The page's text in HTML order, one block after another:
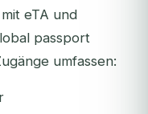
eTA und
passport
umfassen: